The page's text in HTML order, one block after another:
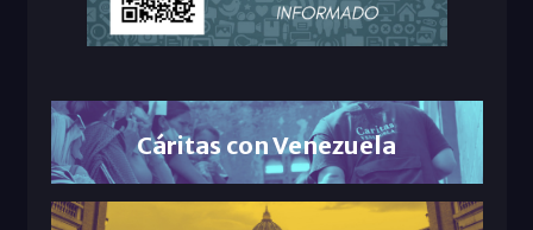
Cáritas con Venezuela